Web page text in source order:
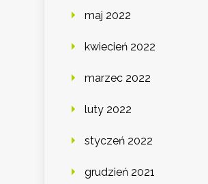
maj 2022
kwiecień 2022
marzec 2022
luty 2022
styczeń 2022
grudzień 2021